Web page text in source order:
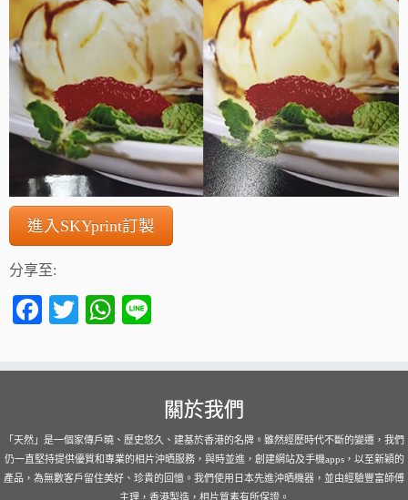
進入SKYprint訂製
分享至:
Fa
bo
T
tte
W
ts
pp
關於我們
「天然」是一個家傳戶曉、歷史悠久、建基於香港的名牌。雖然經歷時代不斷的變遷，我們
仍一直堅持提供優質和專業的相片沖晒服務，與時並進，創建網站及手機apps，以至新穎的
產品，為無數客戶留住美好、珍貴的回憶。我們使用日本先進沖晒機器，並由經驗豐富師傅
主理，香港製造，相片質素有所保證。